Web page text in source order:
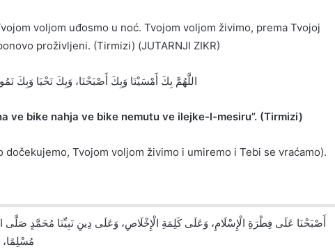
ili
voljom uđosmo u noć. Tvojom voljom živimo, prema Tvojoj
proživljeni. (Tirmizi) (JUTARNJI ZIKR)
))اللَّهُمَّ بِكَ أَمْسَيْنَا وَبِكَ أَصْبَحْنَا، وَبِكَ نَحْيَا وَبِكَ
ve bike nahja ve bike nemutu ve ilejke-l-mesiru”. (Tirmizi)
Tvojom voljom živimo i umiremo i Tebi se vraćamo).